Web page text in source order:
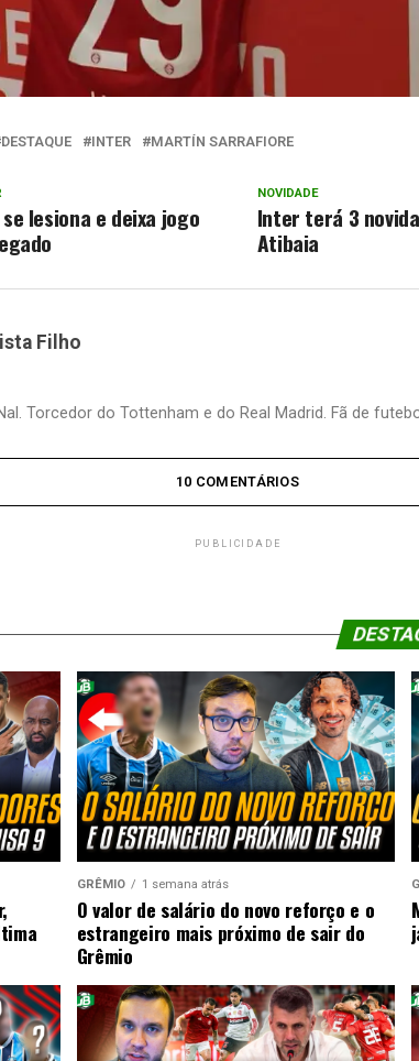
DESTAQUE INTER MARTÍN SARRAFIORE
NOVIDADE
Inter terá 3
Atibaia
se lesiona e deixa jogo
Filho
Torcedor do Tottenham e do Real Madrid. Fã de
10 COMENTÁRIOS
PUBLICIDADE
GRÊMIO 1 semana atrás
O valor de salário do novo reforço e o
estrangeiro mais próximo de sair do
Grêmio